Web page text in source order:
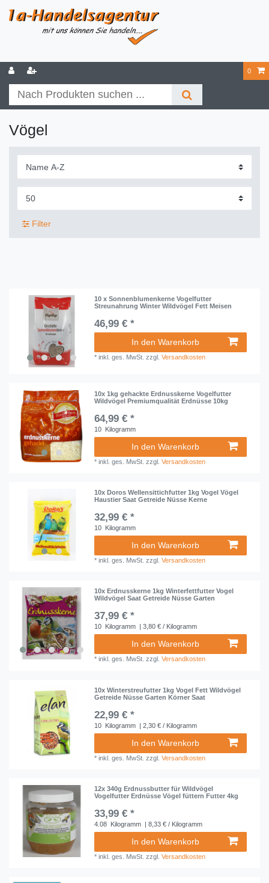
0
Vögel
Filter
10 x Sonnenblumenkerne Vogelfutter
Streunahrung Winter Wildvögel Fett Meisen
46,99 € *
In den Warenkorb
*inkl. ges. MwSt. zzgl.Versandkosten
10x 1kg gehackte Erdnusskerne Vogelfutter
Wildvögel Premiumqualität Erdnüsse 10kg
64,99 € *
10 Kilogramm
In den Warenkorb
*inkl. ges. MwSt. zzgl.Versandkosten
10x Doros Wellensittichfutter 1kg Vogel Vögel
Haustier Saat Getreide Nüsse Kerne
32,99 € *
10 Kilogramm
In den Warenkorb
*inkl. ges. MwSt. zzgl.Versandkosten
10x Erdnusskerne 1kg Winterfettfutter Vogel
Wildvögel Saat Getreide Nüsse Garten
37,99 € *
10 Kilogramm | 3,80 € / Kilogramm
In den Warenkorb
*inkl. ges. MwSt. zzgl.Versandkosten
10x Winterstreufutter 1kg Vogel Fett Wildvögel
Getreide Nüsse Garten Körner Saat
22,99 € *
10 Kilogramm | 2,30 € / Kilogramm
In den Warenkorb
*inkl. ges. MwSt. zzgl.Versandkosten
12x 340g Erdnussbutter für Wildvögel
Vogelfutter Erdnüsse Vögel füttern Futter 4kg
33,99 € *
4.08 Kilogramm | 8,33 € / Kilogramm
In den Warenkorb
*inkl. ges. MwSt. zzgl.Versandkosten